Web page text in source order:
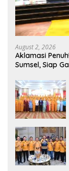
August 2, 2026
Aklamasi
Sumsel, Siap